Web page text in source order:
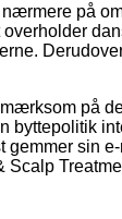
på
på
byttepolitik
gemmer sin